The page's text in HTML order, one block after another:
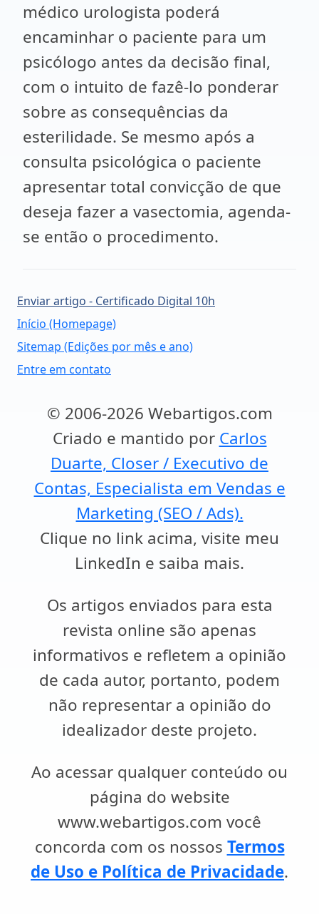
médico urologista poderá
encaminhar o paciente para um
psicólogo antes da decisão final,
com o intuito de fazê-lo ponderar
sobre as consequências da
esterilidade. Se mesmo após a
consulta psicológica o paciente
apresentar total convicção de que
deseja fazer a vasectomia, agenda-
se então o procedimento.
Enviar artigo - Certificado Digital 10h
Início (Homepage)
Sitemap (Edições por mês e ano)
Entre em contato
© 2006-2026 Webartigos.com
Criado e mantido por Carlos
Duarte, Closer / Executivo de
Contas, Especialista em Vendas e
Marketing (SEO / Ads).
Clique no link acima, visite meu
LinkedIn e saiba mais.
Os artigos enviados para esta
revista online são apenas
informativos e refletem a opinião
de cada autor, portanto, podem
não representar a opinião do
idealizador deste projeto.
Ao acessar qualquer conteúdo ou
página do website
www.webartigos.com você
concorda com os nossos Termos
de Uso e Política de Privacidade.